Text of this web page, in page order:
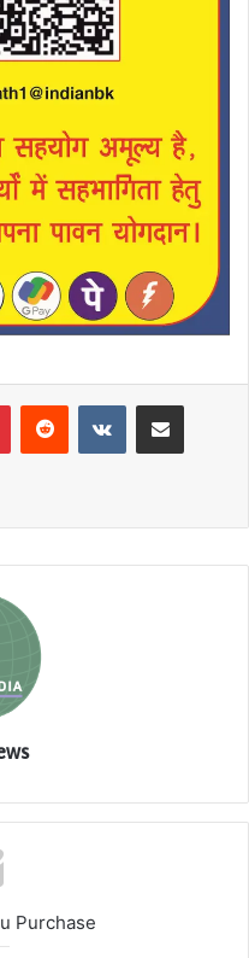
PinterestReddit VKontakteShare via Email
Purchase